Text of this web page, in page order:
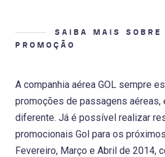
SAIBA MAIS SOBRE
PROMOÇÃO
A companhia aérea GOL sempre
promoções de passagens aéreas,
diferente. Já é possível realizar
promocionais Gol para os
Fevereiro, Março e Abril de 2014,